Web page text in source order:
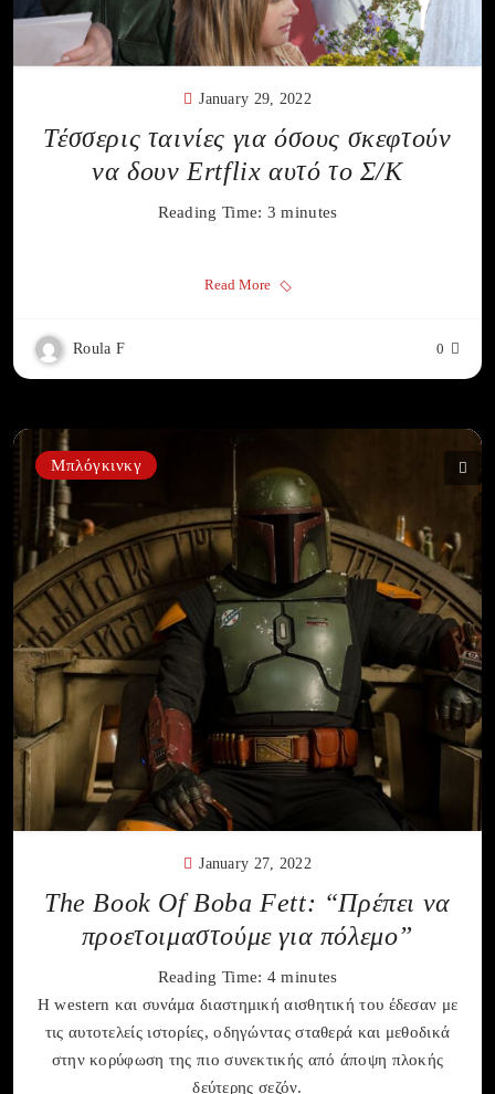
January 29, 2022
Τέσσερις ταινίες για όσους σκεφτούν
να δουν Ertflix αυτό το Σ/Κ
Reading Time: 3 minutes
Read More
Roula F 0
Μπλόγκινκγ
January 27, 2022
The Book Of Boba Fett: “Πρέπει να
προετοιμαστούμε για πόλεμο”
Reading Time: 4 minutes
Η western και συνάμα διαστημική αισθητική του έδεσαν με
τις αυτοτελείς ιστορίες, οδηγώντας σταθερά και μεθοδικά
στην κορύφωση της πιο συνεκτικής από άποψη πλοκής
δεύτερης σεζόν.